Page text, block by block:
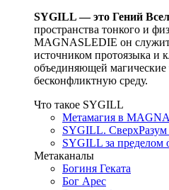
SYGILL — это Гений
пространства тонкого и
MAGNASLEDIE он
источником протоязыка и
объединяющей
бесконфликтную среду.
Что такое SYGILL
Метамагия в
SYGILL. СверхРазум
SYGILL за пределом
Метаканалы
Богиня Геката
Бог Арес